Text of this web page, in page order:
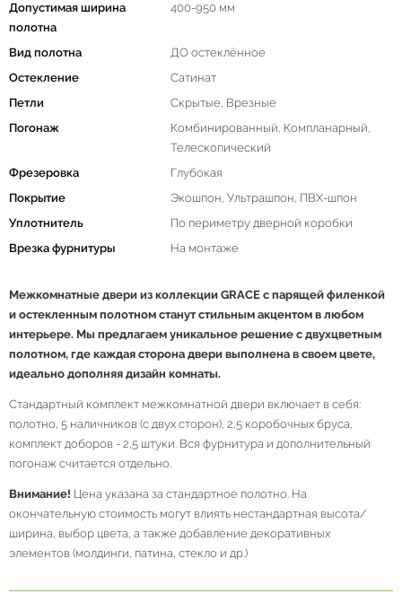
Допустимая ширина
полотна
400-950 мм
Вид полотна
ДО остеклённое
Остекление
Сатинат
Петли
Скрытые, Врезные
Погонаж
Комбинированный, Компланарный,
Телескопический
Фрезеровка
Глубокая
Покрытие
Экошпон, Ультрашпон, ПВХ-шпон
Уплотнитель
По периметру дверной коробки
Врезка фурнитуры
На монтаже
Межкомнатные двери из коллекции GRACE с парящей филенкой
и остекленным полотном станут стильным акцентом в любом
интерьере. Мы предлагаем уникальное решение с двухцветным
полотном, где каждая сторона двери выполнена в своем цвете,
идеально дополняя дизайн комнаты.
Стандартный комплект межкомнатной двери включает в себя:
полотно, 5 наличников (с двух сторон), 2,5 коробочных бруса,
комплект доборов - 2,5 штуки. Вся фурнитура и дополнительный
погонаж считается отдельно.
Внимание! Цена указана за стандартное полотно. На
окончательную стоимость могут влиять нестандартная высота/
ширина, выбор цвета, а также добавление декоративных
элементов (молдинги, патина, стекло и др.)